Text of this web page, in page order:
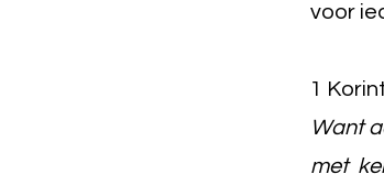
voor
1
Want
met